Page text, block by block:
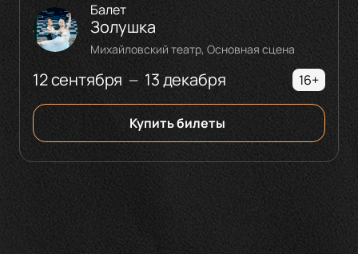
12 сентября — 13 декабря
Балет
Золушка
Михайловский театр, Основная сцена
16+
Купить билеты